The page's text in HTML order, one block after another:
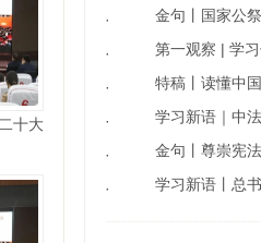
十大
· 金句丨国家公
· 第一观察 | 学
· 特稿丨读懂中
· 学习新语｜中
· 金句丨尊崇宪
· 学习新语丨总